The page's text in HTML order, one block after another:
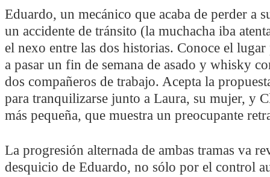
Eduardo, un mecánico que acaba de perder a
un accidente de tránsito (la muchacha iba
el nexo entre las dos historias. Conoce el
a pasar un fin de semana de asado y whisky
dos compañeros de trabajo. Acepta la
para tranquilizarse junto a Laura, su mujer, y
más pequeña, que muestra un preocupante
La progresión alternada de ambas tramas va
desquicio de Eduardo, no sólo por el control